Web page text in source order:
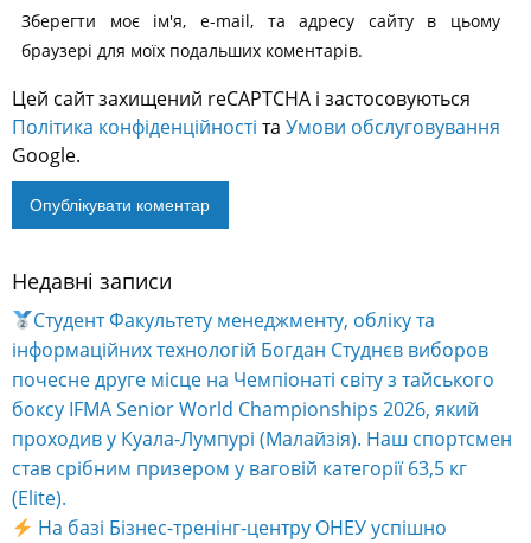
Зберегти моє ім'я, e-mail, та адресу сайту в цьому
браузері для моїх подальших коментарів.
Цей сайт захищений reCAPTCHA і застосовуються
Політика конфіденційності та Умови обслуговування
Google.
Alternative:
Недавні записи
Студент Факультету менеджменту, обліку та
інформаційних технологій Богдан Студнєв виборов
почесне друге місце на Чемпіонаті світу з тайського
боксу IFMA Senior World Championships 2026, який
проходив у Куала-Лумпурі (Малайзія). Наш спортсмен
став срібним призером у ваговій категорії 63,5 кг
(Elite).
На базі Бізнес-тренінг-центру ОНЕУ успішно